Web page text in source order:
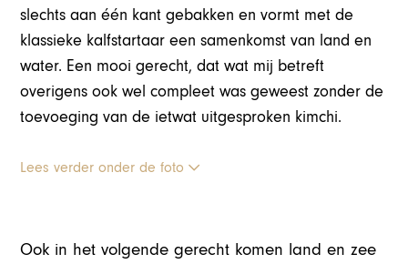
slechts aan één kant gebakken en vormt met de
klassieke kalfstartaar een samenkomst van land en
water. Een mooi gerecht, dat wat mij betreft
overigens ook wel compleet was geweest zonder de
toevoeging van de ietwat uitgesproken kimchi.
Lees verder onder de foto
Ook in het volgende gerecht komen land en zee